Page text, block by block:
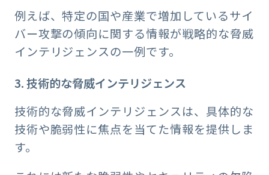
例えば、特定の国や産業で増加しているサイ
バー攻撃の傾向に関する情報が戦略的な脅威
インテリジェンスの一例です。
3. 技術的な脅威インテリジェンス
技術的な脅威インテリジェンスは、具体的な
技術や脆弱性に焦点を当てた情報を提供しま
す。